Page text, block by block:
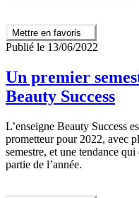
Mettre en favoris
Publié le 13/06/2022
Un premier
Beauty Success
L’enseigne Beauty Success
prometteur pour 2022, avec
semestre, et une tendance
partie de l’année.